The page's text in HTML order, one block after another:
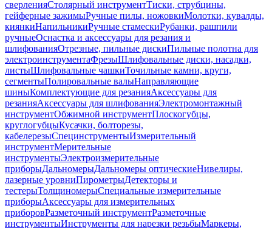
сверленияСтолярный инструментТиски, струбцины,
гейферные зажимыРучные пилы, ножовкиМолотки, кувалды,
киянкиНапильникиРучные стамескиРубанки, рашпили
ручныеОснастка и аксессуары для резания и
шлифованияОтрезные, пильные дискиПильные полотна для
электроинструментаФрезыШлифовальные диски, насадки,
листыШлифовальные чашкиТочильные камни, круги,
сегментыПолировальные валыНаправляющие
шиныКомплектующие для резанияАксессуары для
резанияАксессуары для шлифованияЭлектромонтажный
инструментОбжимной инструментПлоскогубцы,
круглогубцыКусачки, болторезы,
кабелерезыСпецинструментыИзмерительный
инструментМерительные
инструментыЭлектроизмерительные
приборыДальномерыДальномеры оптическиеНивелиры,
лазерные уровниПирометрыДетекторы и
тестерыТолщиномерыСпециальные измерительные
приборыАксессуары для измерительных
приборовРазметочный инструментРазметочные
инструментыИнструменты для нарезки резьбыМаркеры,